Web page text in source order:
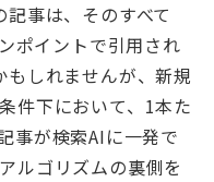
事は、そのすべて
ポイントで引用され
もしれませんが、新規
件下において、1本た
事が検索AIに一発で
ルゴリズムの裏側を